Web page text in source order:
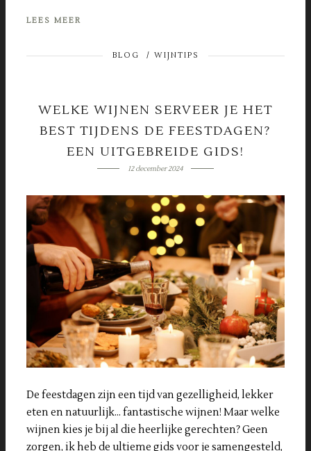
LEES MEER
BLOG / WIJNTIPS
WELKE WIJNEN SERVEER JE HET
BEST TIJDENS DE FEESTDAGEN?
EEN UITGEBREIDE GIDS!
12 december 2024
De feestdagen zijn een tijd van gezelligheid, lekker
eten en natuurlijk… fantastische wijnen! Maar welke
wijnen kies je bij al die heerlijke gerechten? Geen
zorgen, ik heb de ultieme gids voor je samengesteld,